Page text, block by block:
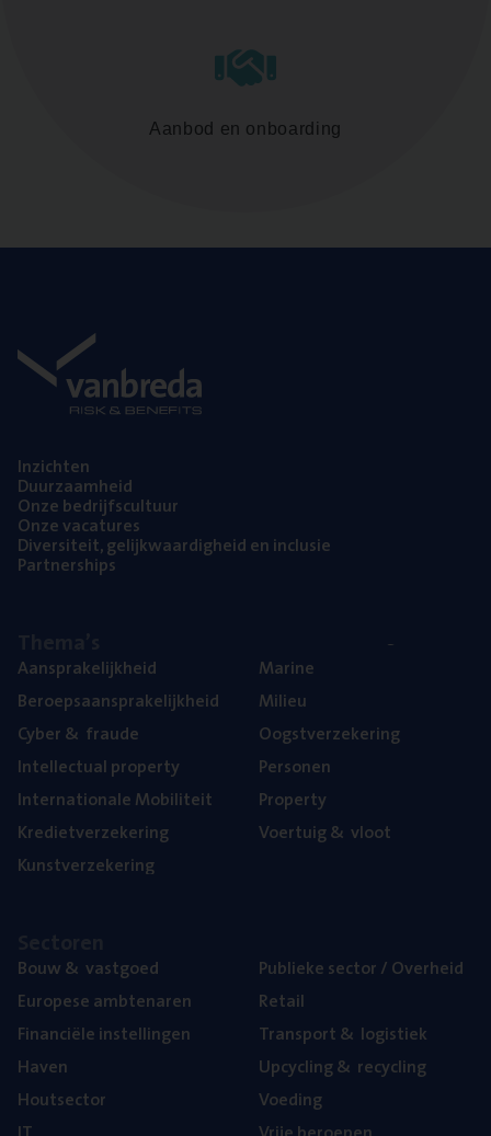
Aanbod en onboarding
Inzich­ten
Duur­zaam­heid
Onze bedrijfs­cul­tuur
Onze vaca­tu­res
Diver­si­teit, gelijk­waar­dig­heid en inclusie
Part­ner­ships
Aan­spra­ke­lijk­heid
Beroeps­aan­spra­ke­lijk­heid
Cyber& fraude
Intel­lec­tu­al property
Inter­na­ti­o­na­le Mobiliteit
Kre­diet­ver­ze­ke­ring
Kunst­ver­ze­ke­ring
Mari­ne
Mili­eu
Oogst­ver­ze­ke­ring
Per­so­nen
Pro­per­ty
Voer­tuig& vloot
Bouw& vastgoed
Euro­pe­se ambtenaren
Finan­ci­ë­le instellingen
Haven
Hout­sec­tor
Publie­ke sec­tor / Overheid
Retail
Trans­port& logistiek
Upcy­cling& recycling
Voe­ding